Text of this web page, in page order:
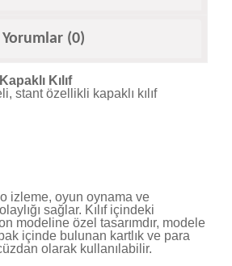
Yorumlar (0)
Kılıf
stant özellikli kapaklı kılıf
izleme, oyun oynama ve
sağlar. Kılıf içindeki
modeline özel tasarımdır, modele
içinde bulunan kartlık ve para
olarak kullanılabilir.